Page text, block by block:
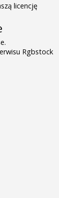
licencję
Rgbstock